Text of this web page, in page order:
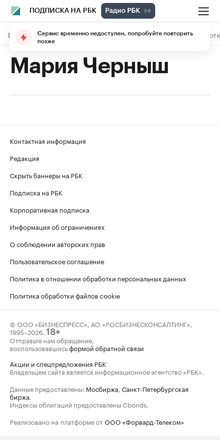
ПОДПИСКА НА РБК
В подписке Материалы Лекции The Economist
Мария Черныш
Контактная информация
Редакция
Скрыть баннеры на РБК
Подписка на РБК
Корпоративная подписка
Информация об ограничениях
О соблюдении авторских прав
Пользовательское соглашение
Политика в отношении обработки персональных данных
Политика обработки файлов cookie
© ООО «БИЗНЕСПРЕСС», АО «РОСБИЗНЕСКОНСАЛТИНГ»,
1995–2026. 18+
Отправьте нам обращение,
воспользовавшисьформой обратной связи
Акции и спецпредложения РБК
Владельцем сайта является информационное агентство «РБК».
Данные предоставлены: Мосбиржа, Санкт-Петербургская
биржа.
Индексы облигаций предоставлены Cbonds.
Реализовано на платформе от ООО «Форвард-Телеком»
Сервис временно недоступен, попробуйте повторить
позже